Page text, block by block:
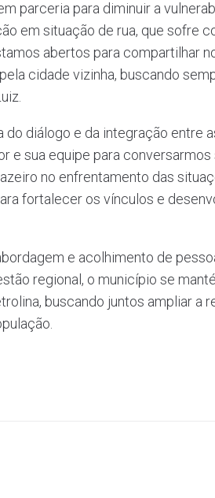
parceria para diminuir a
em situação de rua, que sofre
abertos para compartilhar
cidade vizinha, buscando
diálogo e da integração entre
e sua equipe para conversarmos
no enfrentamento das
fortalecer os vínculos e
e acolhimento de
regional, o município se
buscando juntos ampliar a